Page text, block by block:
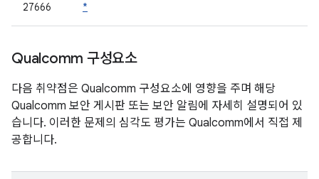
27666
*
Qualcomm 구성요소
다음 취약점은 Qualcomm 구성요소에 영향을 주며 해당
Qualcomm 보안 게시판 또는 보안 알림에 자세히 설명되어 있
습니다. 이러한 문제의 심각도 평가는 Qualcomm에서 직접 제
공합니다.